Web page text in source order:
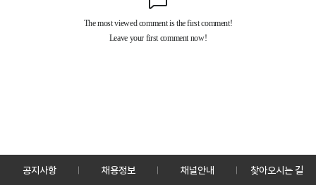
공지사항 채용정보 채널안내 찾아오시는 길